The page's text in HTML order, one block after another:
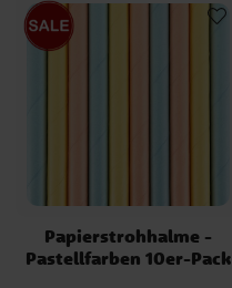
Papierstrohhalme -
Pastellfarben 10er-Pack